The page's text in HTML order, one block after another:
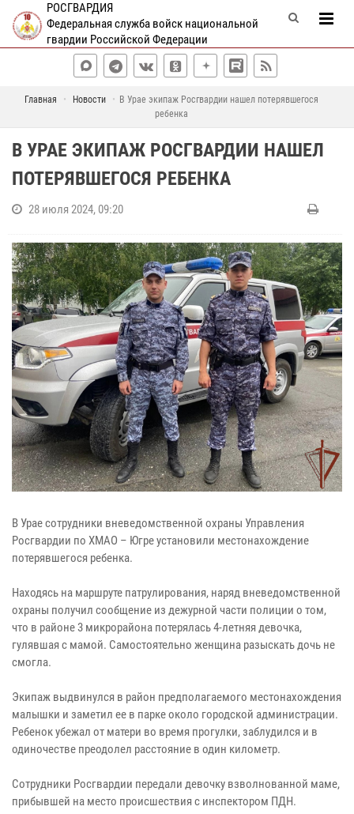
РОСГВАРДИЯ
Федеральная служба войск национальной
гвардии Российской Федерации
Главная Новости
В Урае экипаж Росгвардии нашел потерявшегося
ребенка
В УРАЕ ЭКИПАЖ РОСГВАРДИИ НАШЕЛ
ПОТЕРЯВШЕГОСЯ РЕБЕНКА
28 июля 2024, 09:20
В Урае сотрудники вневедомственной охраны Управления
Росгвардии по ХМАО – Югре установили местонахождение
потерявшегося ребенка.
Находясь на маршруте патрулирования, наряд вневедомственной
охраны получил сообщение из дежурной части полиции о том,
что в районе 3 микрорайона потерялась 4-летняя девочка,
гулявшая с мамой. Самостоятельно женщина разыскать дочь не
смогла.
Экипаж выдвинулся в район предполагаемого местонахождения
малышки и заметил ее в парке около городской администрации.
Ребенок убежал от матери во время прогулки, заблудился и в
одиночестве преодолел расстояние в один километр.
Сотрудники Росгвардии передали девочку взволнованной маме,
прибывшей на место происшествия с инспектором ПДН.